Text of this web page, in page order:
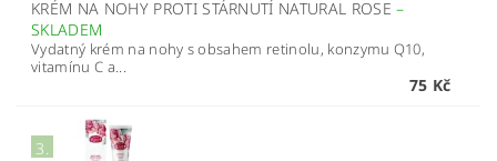
KRÉM NA NOHY PROTI STÁRNUTÍ NATURAL ROSE–
SKLADEM
Vydatný krém na nohy s obsahem retinolu, konzymu Q10,
vitamínu C a...
75 Kč
3.